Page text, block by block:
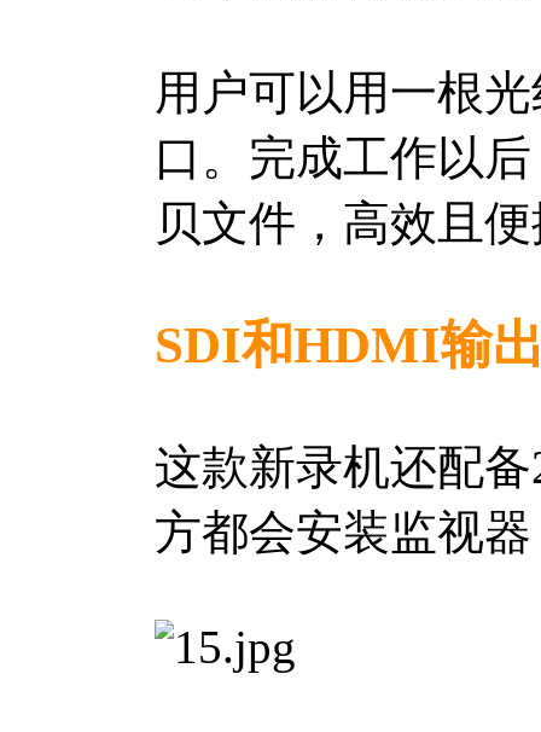
用户可以用一根
口。完成工作以
贝文件，高效且
SDI和HDMI输
这款新录机还配
方都会安装监视